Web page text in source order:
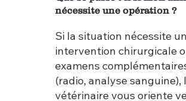
nécessite une opération ?
Si la situation nécessite
intervention chirurgicale
examens
(radio, analyse sanguine),
vétérinaire vous oriente